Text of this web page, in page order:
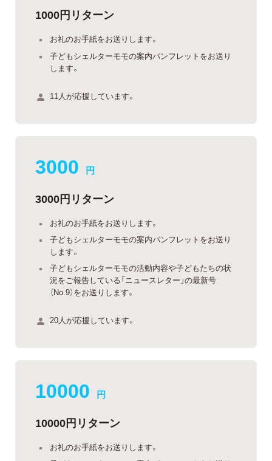
1000円リターン
お礼のお手紙をお送りします。
子どもシェルターモモの案内パンフレットをお送り
します。
11人が応援しています。
3000 円
3000円リターン
お礼のお手紙をお送りします。
子どもシェルターモモの案内パンフレットをお送り
します。
子どもシェルターモモの活動内容や子どもたちの状
況をご報告している「ニュースレター」の最新号
（No.9）をお送りします。
20人が応援しています。
10000 円
10000円リターン
お礼のお手紙をお送りします。